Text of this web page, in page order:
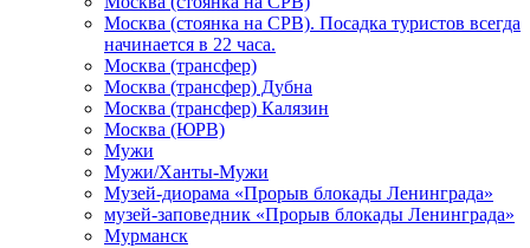
Москва (стоянка на СРВ). Посадка туристов всегда
начинается в 22 часа.
Москва (трансфер)
Москва (трансфер) Дубна
Москва (трансфер) Калязин
Москва (ЮРВ)
Мужи
Мужи/Ханты-Мужи
Музей-диорама «Прорыв блокады Ленинграда»
музей-заповедник «Прорыв блокады Ленинграда»
Мурманск